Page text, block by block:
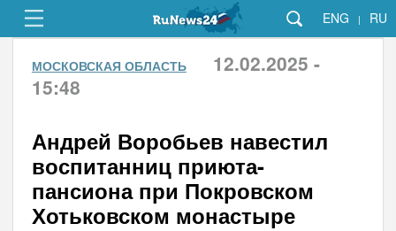
ENG | RU
МОСКОВСКАЯ ОБЛАСТЬ
12.02.2025 -
15:48
Андрей Воробьев навестил
воспитанниц приюта-
пансиона при Покровском
Хотьковском монастыре